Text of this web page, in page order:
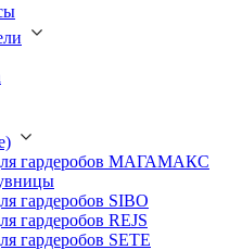
гардеробов МАГАМАКС
гардеробов SIBO
гардеробов REJS
гардеробов SETE